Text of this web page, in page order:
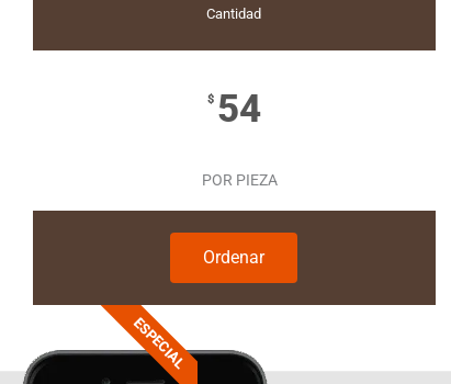
Cantidad
$ 54
POR PIEZA
Ordenar
ESPECIAL